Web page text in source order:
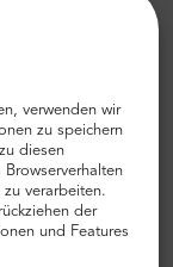
verwenden wir
zu speichern
diesen
verarbeiten.
der
und Features
und noch
MrShuttle zu
von
Zeit, da Sie den
Ihre Route
und Ihren